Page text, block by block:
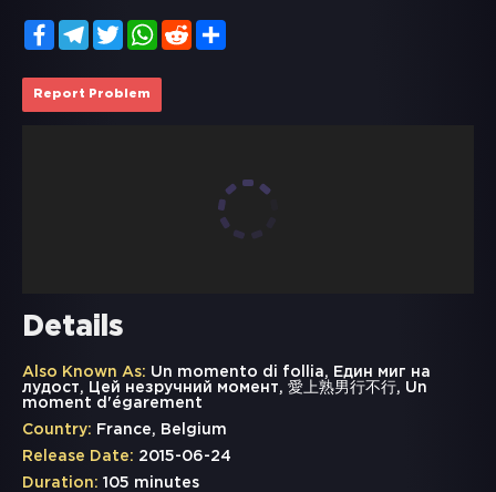
FacebookTelegramTwitterWhatsApp
Reddit
Report Problem
Details
Also Known As: Un momento di follia, Един миг на
лудост, Цей незручний момент, 愛上熟男行不行, Un
moment d'égarement
Country: France, Belgium
Release Date: 2015-06-24
Duration: 105 minutes